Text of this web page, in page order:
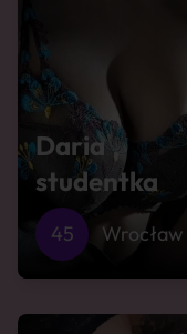
Daria
studentka
45 Wrocław